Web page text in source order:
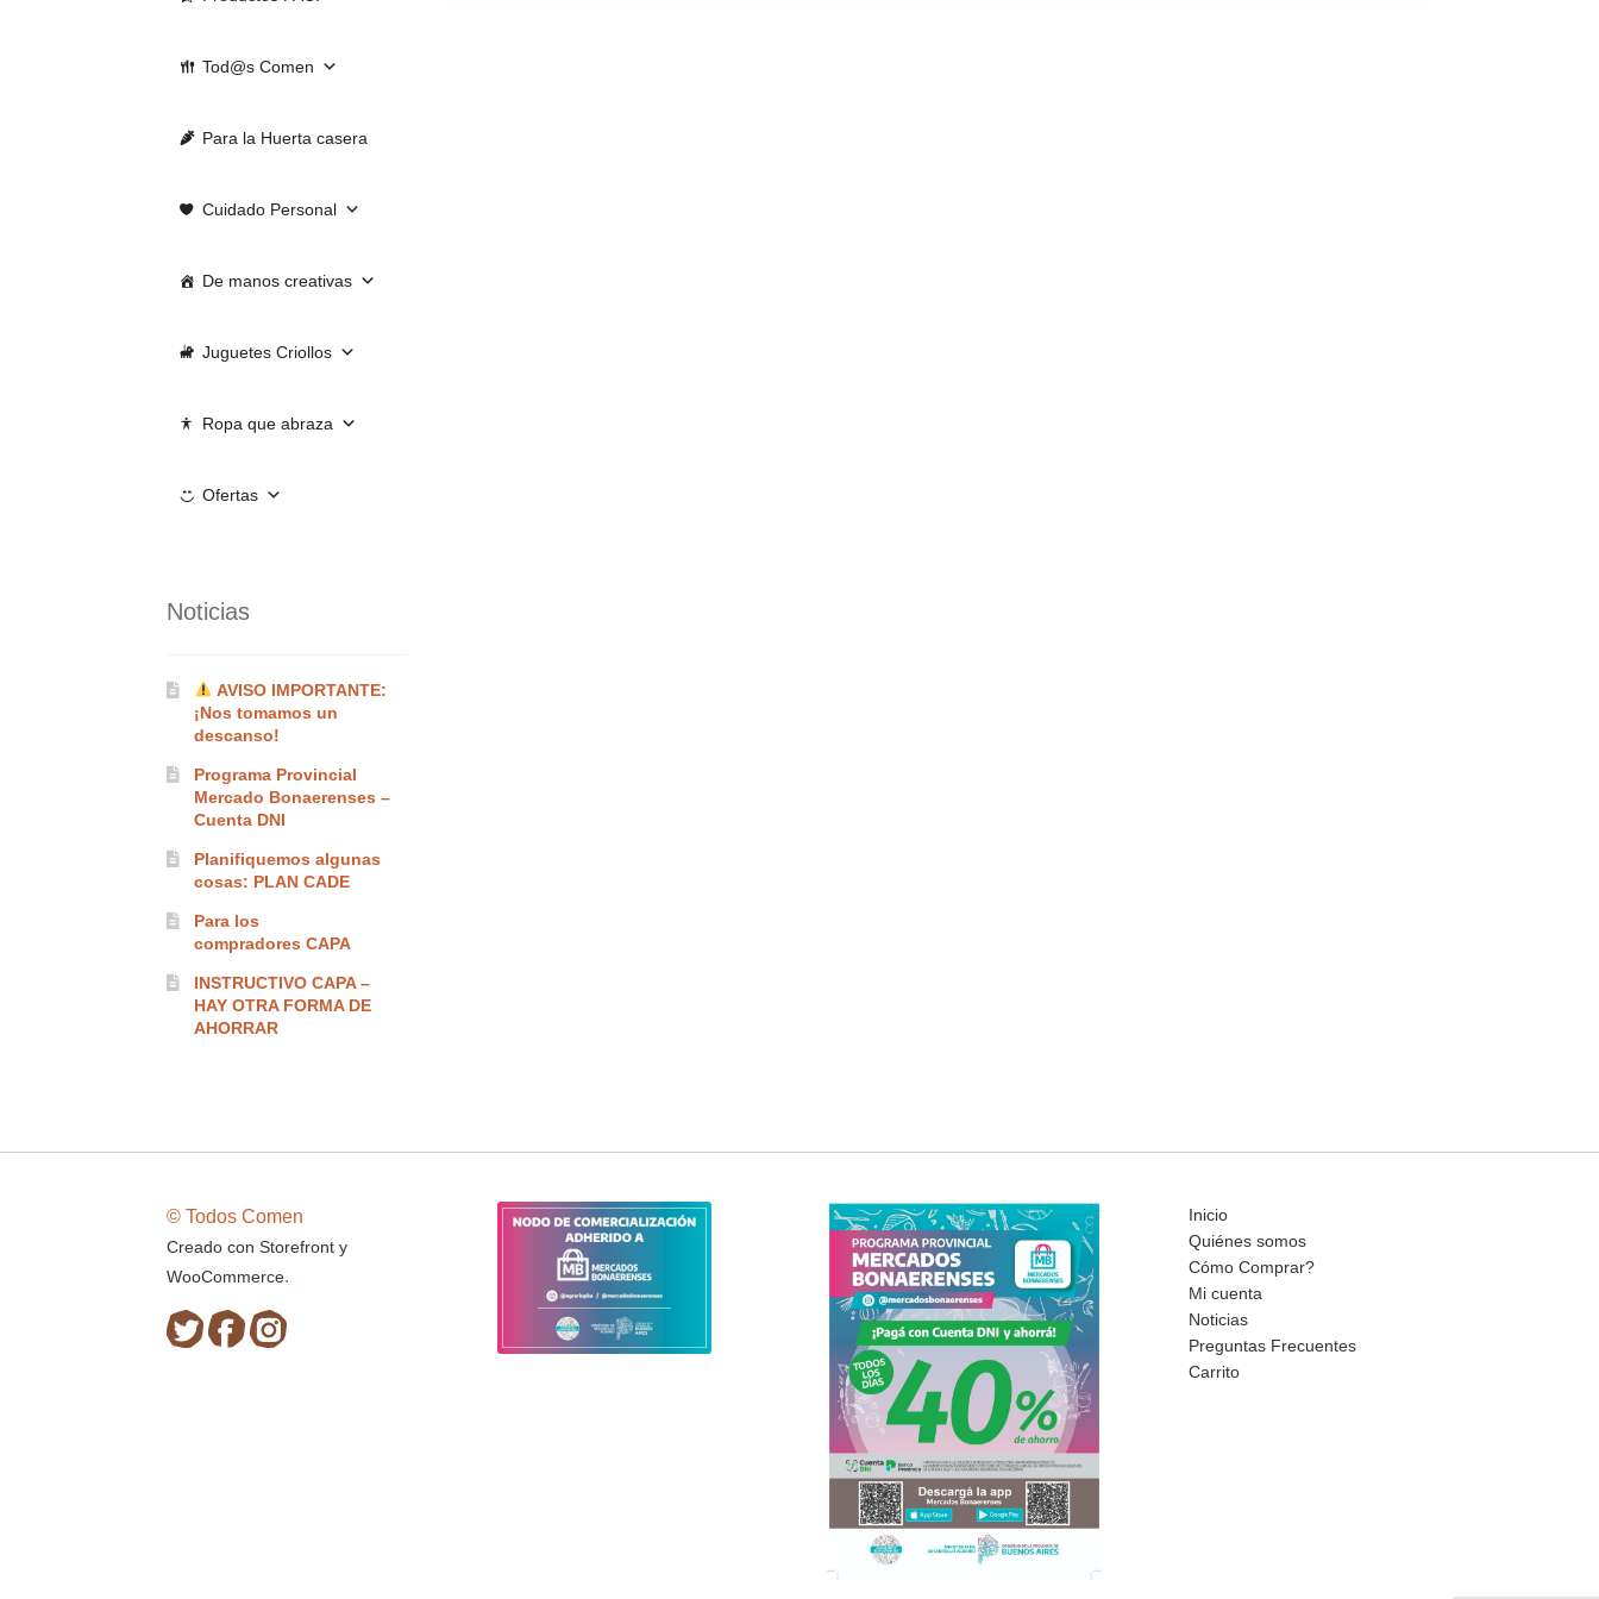
Tod@s Comen
Para la Huerta casera
Cuidado Personal
De manos creativas
Juguetes Criollos
Ropa que abraza
Ofertas
Noticias
AVISO IMPORTANTE:
¡Nos tomamos un
descanso!
Programa Provincial
Mercado Bonaerenses –
Cuenta DNI
Planifiquemos algunas
cosas: PLAN CADE
Para los
compradores CAPA
INSTRUCTIVO CAPA –
HAY OTRA FORMA DE
AHORRAR
© Todos Comen
Creado con Storefront y
WooCommerce.
Inicio
Quiénes somos
Cómo Comprar?
Mi cuenta
Noticias
Preguntas Frecuentes
Carrito